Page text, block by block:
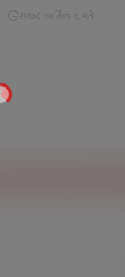
२०७८ कार्तिक ९, गते